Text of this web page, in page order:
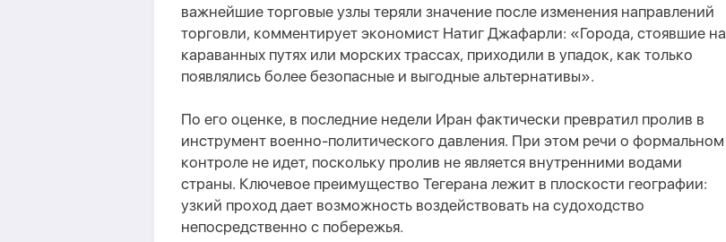
важнейшие торговые узлы теряли значение после изменения направлений
торговли, комментирует экономист Натиг Джафарли: «Города, стоявшие на
караванных путях или морских трассах, приходили в упадок, как только
появлялись более безопасные и выгодные альтернативы».
По его оценке, в последние недели Иран фактически превратил пролив в
инструмент военно-политического давления. При этом речи о формальном
контроле не идет, поскольку пролив не является внутренними водами
страны. Ключевое преимущество Тегерана лежит в плоскости географии:
узкий проход дает возможность воздействовать на судоходство
непосредственно с побережья.